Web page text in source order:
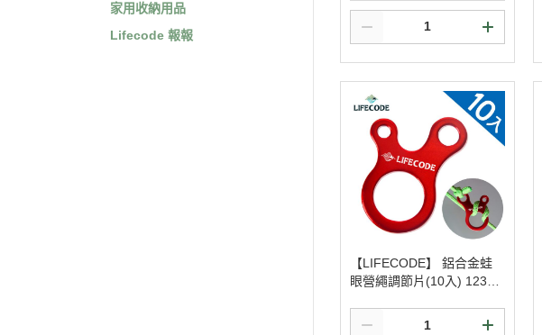
家用收納用品
Lifecode 報報
【LIFECODE】 鋁合金蛙
眼營繩調節片(10入) 12310